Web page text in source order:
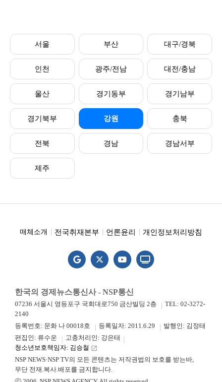
서울 부산 대구/경북
인천 광주/전남 대전/충남
울산 경기동부 경기남부
경기북부 강원 충북
전북 경남 경남서부
제주
매체소개 전국취재본부 언론윤리 개인정보처리방침
한국의 경제뉴스통신사 - NSP통신
07236 서울시 영등포구 국회대로750 금산빌딩 2층
TEL: 02-3272-
2140
등록번호: 문화 나 00018호
등록일자: 2011.6.29
발행인: 김정태
편집인: 류수운
고충처리인: 강은태
청소년보호책임자: 김승철 launch
NSP NEWS·NSP TV의 모든 콘텐츠는 저작권법의 보호를 받는바,
무단 전재.복사.배포를 금지합니다.